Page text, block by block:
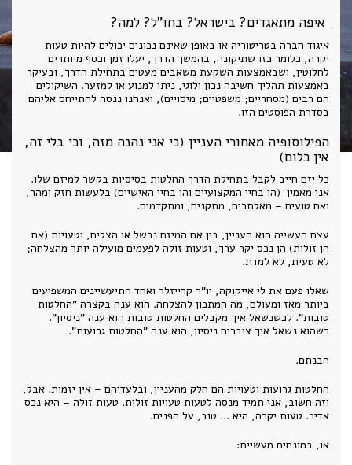
איפה מתאגדים? בישראל? בחו"ל? למה?
איגוד חברה בטריטוריה או באופן שאינם נכונים יכולים להיות טעות
יקרה, כלומר כזו שתיקונה, בהמשך הדרך, יעלו זמן וכסף מיותרים
לחלוטין, ושבאמצעות השקעת משאבים מעטים בתחילת הדרך, ובעיקר
באמצעות תהליך חשיבה נכון ולוגי, ניתן למנוע או למזער. השיקולים
הם רבים (מסחריים; משפטיים; מיסויים), ואנחנו ננסה להתייחס אליהם
בסדרת הפוסטים הזו.
הפילוסופיה מאחורי העניין (כי אני נהנה מזה, וכי בלי זה,
אין כלום)
כל יזם חייב לקבל בתחילת הדרך החלטות בסיסיות בקשר למיזם שלו.
אני מאמין (הן בחיי המקצועיים והן בחיי האישיים) בלעשות חזק ומהר,
ואם טועים – מאלתרים, מתקנים, ומתקדמים.
עצם העשייה הוא העניין, בין אם המיזם נכשל או הצליח, וטעויות (אם
הן זולות) הן נכס יקר ערך, וטעות זולה לפעמים מועילה יותר מהצלחה;
לא טעית, לא למדת.
שאלו פעם את לי אייקוקה, יו"ר קרייזלר ואחד התיעשיינים המשפיעים
ביותר מאז ומעולם, מה המתכון להצלחה. הוא ענה בקצרה "החלטות
טובות". לכשנשאל איך מקבלים החלטות טובות הוא ענה "ניסיון".
כשהוא נשאל איך צוברים ניסיון, הוא ענה "החלטות גרועות".
הבנתם.
החלטות גרועות וטעויות הם חלק מהעניין, ובלעדיהם – אין יזמות. אבל,
וזה חשוב, אני תמיד מנסה לטעות טעויות זולות. טעות זולה – היא נכס
אדיר. טעות יקרה, היא ... טוב, על הפנים.
או, במונחים מעשיים: